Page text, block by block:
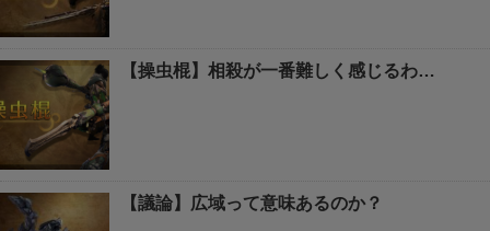
【操虫棍】相殺が一番難しく感じるわ…
【議論】広域って意味あるのか？